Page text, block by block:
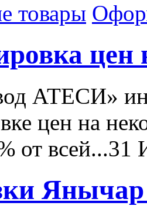
товары
цен
АТЕСИ»
цен на
от всей...31
Янычар